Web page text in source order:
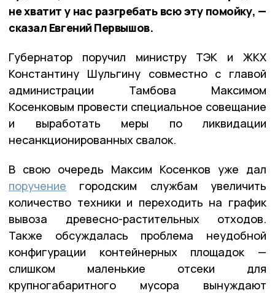
не хватит у нас разгребать всю эту помойку, —
сказал Евгений Первышов.
Губернатор поручил министру ТЭК и ЖКХ
Константину Шульгину совместно с главой
администрации Тамбова Максимом
Косенковым провести специальное совещание
и выработать меры по ликвидации
несанкционированных свалок.
В свою очередь Максим Косенков уже дал
поручение городским службам увеличить
количество техники и переходить на график
вывоза древесно-растительных отходов.
Также обсуждалась проблема неудобной
конфигурации контейнерных площадок —
слишком маленькие отсеки для
крупногабаритного мусора вынуждают